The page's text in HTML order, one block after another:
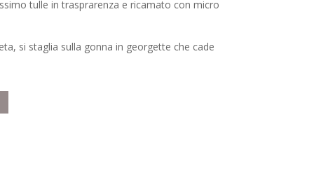
tulle in trasprarenza e ricamato con micro
si staglia sulla gonna in georgette che cade